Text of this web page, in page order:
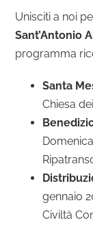
Unisciti a noi
Sant’Antonio
programma
Santa
Chiesa
gennaio
Civiltà